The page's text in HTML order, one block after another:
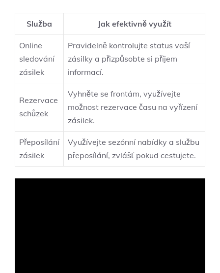
Služba Jak efektivně využít
Online
sledování
zásilek
Pravidelně kontrolujte status vaší
zásilky a přizpůsobte si příjem
informací.
Rezervace
schůzek
Vyhněte se frontám, využívejte
možnost rezervace času na vyřízení
zásilek.
Přeposílání
zásilek
Využívejte sezónní nabídky a službu
přeposílání, zvlášť pokud cestujete.